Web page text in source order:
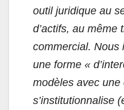
outil juridique au
d’actifs, au même
commercial. Nous
une forme «
modèles avec
s’institutionnalise